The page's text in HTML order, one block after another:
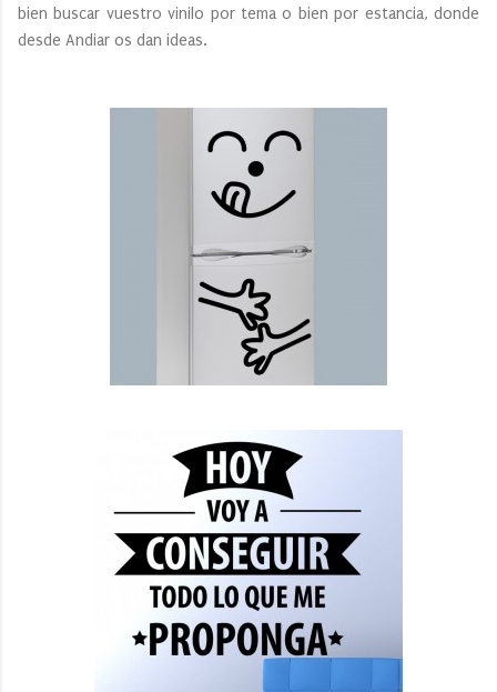
bien buscar vuestro vinilo por tema o bien por estancia, donde
desde Andiar os dan ideas.